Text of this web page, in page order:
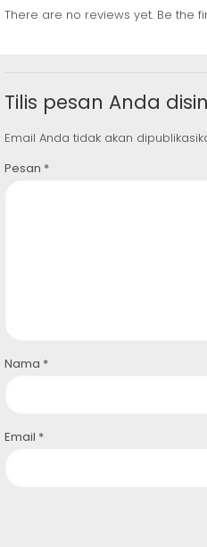
There are no reviews yet. Be the
Tilis pesan Anda
Email Anda tidak akan
Pesan *
Nama *
Email *